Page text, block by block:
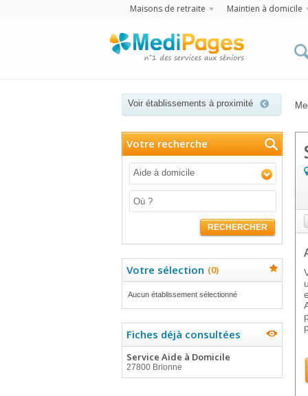
Maisons de retraite Maintien à domicile
Voir établissements à proximité
Votre recherche
Aide à domicile
RECHERCHER
Votre sélection (0)
Aucun établissement sélectionné
Fiches déjà consultées
Service Aide à Domicile
27800 Brionne